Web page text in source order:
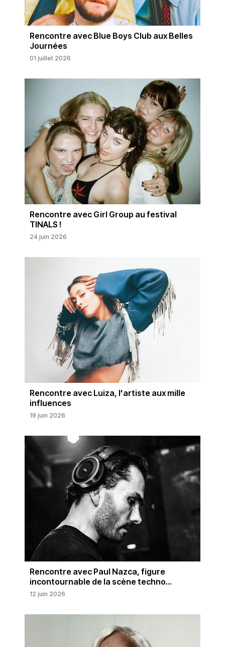
Rencontre avec Blue Boys Club aux Belles
Journées
01 juillet 2026
Rencontre avec Girl Group au festival
TINALS !
24 juin 2026
Rencontre avec Luiza, l'artiste aux mille
influences
19 juin 2026
Rencontre avec Paul Nazca, figure
incontournable de la scène techno...
12 juin 2026